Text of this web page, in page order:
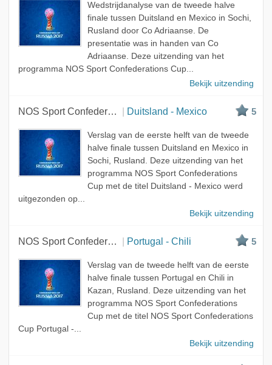
Wedstrijdanalyse van de tweede halve
finale tussen Duitsland en Mexico in Sochi,
Rusland door Co Adriaanse. De
presentatie was in handen van Co
Adriaanse. Deze uitzending van het
programma NOS Sport Confederations Cup...
Bekijk uitzending
NOS Sport Confederations Cup Duitsland - Mexico 5
Verslag van de eerste helft van de tweede
halve finale tussen Duitsland en Mexico in
Sochi, Rusland. Deze uitzending van het
programma NOS Sport Confederations
Cup met de titel Duitsland - Mexico werd
uitgezonden op...
Bekijk uitzending
NOS Sport Confederations Cup Portugal - Chili 5
Verslag van de tweede helft van de eerste
halve finale tussen Portugal en Chili in
Kazan, Rusland. Deze uitzending van het
programma NOS Sport Confederations
Cup met de titel NOS Sport Confederations
Cup Portugal -...
Bekijk uitzending